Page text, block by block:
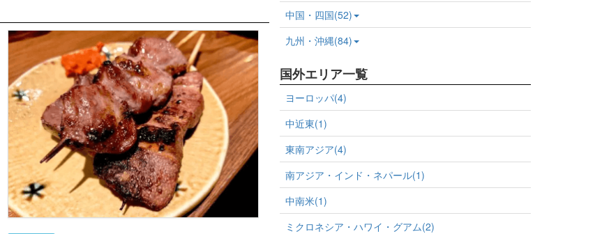
中国・四国(52)
九州・沖縄(84)
国外エリア一覧
ヨーロッパ(4)
中近東(1)
東南アジア(4)
南アジア・インド・ネパール(1)
中南米(1)
ミクロネシア・ハワイ・グアム(2)